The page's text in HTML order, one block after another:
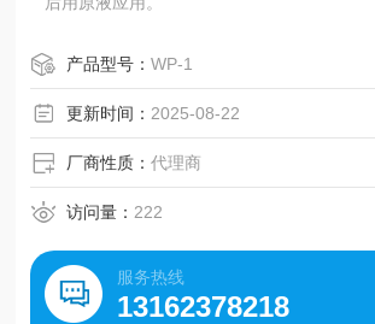
产品型号：WP-1
更新时间： 2025-08-22
厂商性质：代理商
访问量： 222
服务热线
13162378218